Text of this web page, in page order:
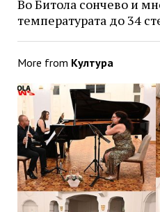
Во Битола сончево и
температурата до 34
More from Култура